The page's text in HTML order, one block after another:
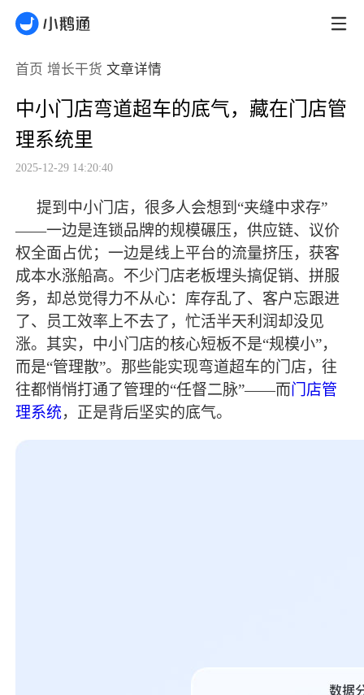
首页 增长干货 文章详情
中小门店弯道超车的底气，藏在门店管
理系统里
2025-12-29 14:20:40
提到中小门店，很多人会想到 “夹缝中求存”
——一边是连锁品牌的规模碾压，供应链、议价
权全面占优；一边是线上平台的流量挤压，获客
成本水涨船高。不少门店老板埋头搞促销、拼服
务，却总觉得力不从心：库存乱了、客户忘跟进
了、员工效率上不去了，忙活半天利润却没见
涨。其实，中小门店的核心短板不是“规模小”，
而是“管理散”。那些能实现弯道超车的门店，往
往都悄悄打通了管理的“任督二脉”——而门店管
理系统，正是背后坚实的底气。